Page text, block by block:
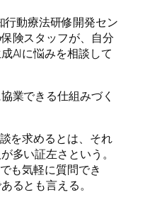
行動療法研修開発セン
険スタッフが、自分
AIに悩みを相談して
業できる仕組みづく
を求めるとは、それ
多い証左さという。
も気軽に質問でき
るとも言える。